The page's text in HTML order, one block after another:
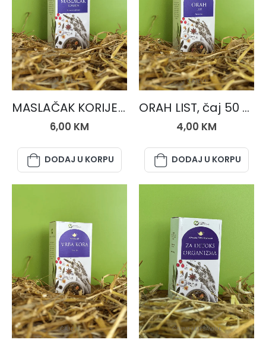
ČAJEVI
MASLAČAK KORIJEN, čaj 50 gr.
6,00 KM
DODAJ U KORPU
ČAJEVI
ORAH LIST, čaj 50 gr.
4,00 KM
DODAJ U KORPU
ČAJEVI ČAJNE MJEŠAVINE